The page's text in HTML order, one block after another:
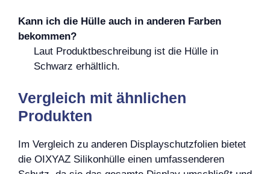
Kann ich die Hülle auch in anderen Farben
bekommen?
Laut Produktbeschreibung ist die Hülle in
Schwarz erhältlich.
Vergleich mit ähnlichen
Produkten
Im Vergleich zu anderen Displayschutzfolien bietet
die OIXYAZ Silikonhülle einen umfassenderen